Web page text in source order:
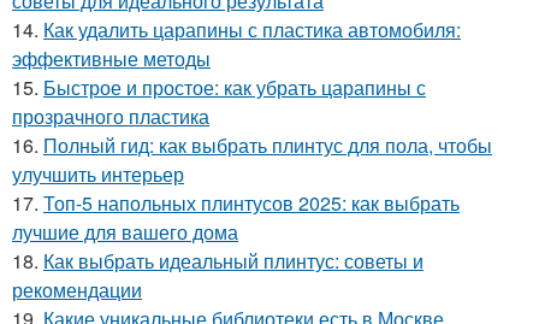
14. Как удалить царапины с пластика автомобиля:
эффективные методы
15. Быстрое и простое: как убрать царапины с
прозрачного пластика
16. Полный гид: как выбрать плинтус для пола, чтобы
улучшить интерьер
17. Топ-5 напольных плинтусов 2025: как выбрать
лучшие для вашего дома
18. Как выбрать идеальный плинтус: советы и
рекомендации